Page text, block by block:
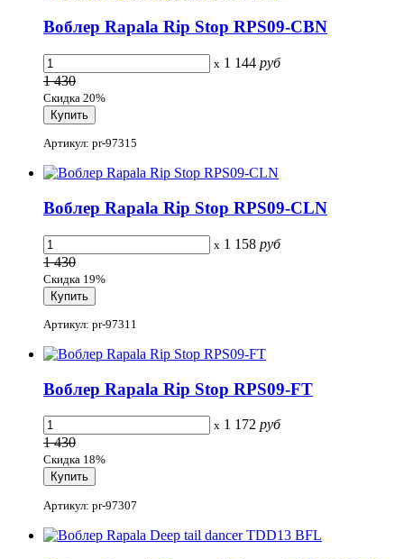
Воблер Rapala Rip Stop RPS09-CBN
x 1 144 руб
1 430
Скидка 20%
Артикул: pr-97315
Воблер Rapala Rip Stop RPS09-CLN
x 1 158 руб
1 430
Скидка 19%
Артикул: pr-97311
Воблер Rapala Rip Stop RPS09-FT
x 1 172 руб
1 430
Скидка 18%
Артикул: pr-97307